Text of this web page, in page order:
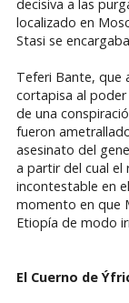
decisiva a las
localizado en
Stasi se
Teferi Bante, que
cortapisa al
de una
fueron
asesinato del
a partir del cual el
incontestable en
momento en que
Etiopía de modo
El Cuerno de